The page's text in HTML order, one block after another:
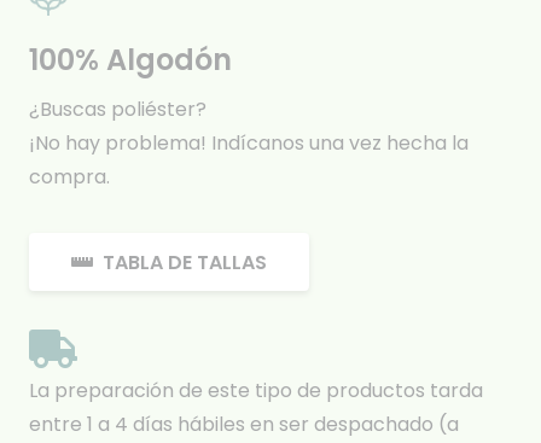
100% Algodón
¿Buscas poliéster?
¡No hay problema! Indícanos una vez hecha la
compra.
TABLA DE TALLAS
La preparación de este tipo de productos tarda
entre 1 a 4 días hábiles en ser despachado (a